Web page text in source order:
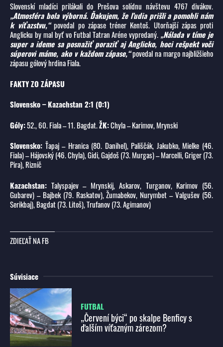
Slovenskí mladíci prilákali do Prešova solídnu návštevu 4767 divákov.
„Atmosféra bola výborná. Ďakujem, že ľudia prišli a pomohli nám
k víťazstvu,“povedal po zápase tréner Kentoš. Utorňajší zápas proti
Anglicku by mal byť vo Futbal Tatran Aréne vypredaný. „Nálada v tíme je
super a ideme sa posnažiť poraziť aj Anglicko, hoci rešpekt voči
súperovi máme, ako v každom zápase,“povedal na margo najbližšieho
zápasu gólový hrdina Fiala.
FAKTY ZO ZÁPASU
Slovensko – Kazachstan 2:1 (0:1)
Góly:52., 60. Fiala – 11. Bagdat.ŽK:Chyla – Karimov, Mrynski
Slovensko: Ťapaj – Hranica (80. Danihel), Pališčák, Jakubko, Mielke (46.
Fiala) – Hájovský (46. Chyla), Gidi, Gajdoš (73. Murgas) – Marcelli, Griger (73.
Pira), Riznič
Kazachstan: Talyspajev – Mrynskij, Askarov, Turganov, Karimov (56.
Gubarev) – Bajbek (79. Raskatov), Žumabekov, Nurymbet – Valgušev (56.
Serikbaj), Bagdat (73. Litoš), Trufanov (73. Agimanov)
ZDIEĽAŤ NA FB
Súvisiace
FUTBAL
„Červení býci“ po skalpe Benficy s
ďalším víťazným zárezom?